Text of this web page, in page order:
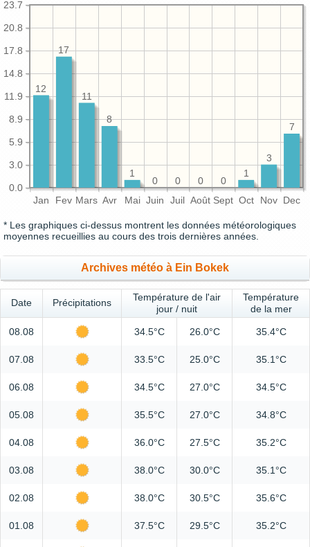
Jan Fev Mars Avr Mai Juin Juil Août Sept Oct Nov Dec
0.0
3.0
5.9
8.9
11.9
14.8
17.8
20.8
23.7
7
3
1
0
0
0
0
1
8
11
17
12
* Les graphiques ci-dessus montrent les données météorologiques
moyennes recueillies au cours des trois dernières années.
Archives météo à Ein Bokek
Date Précipitations
Température de l'air
jour / nuit
Température
de la mer
08.08 34.5°C 26.0°C 35.4°C
07.08 33.5°C 25.0°C 35.1°C
06.08 34.5°C 27.0°C 34.5°C
05.08 35.5°C 27.0°C 34.8°C
04.08 36.0°C 27.5°C 35.2°C
03.08 38.0°C 30.0°C 35.1°C
02.08 38.0°C 30.5°C 35.6°C
01.08 37.5°C 29.5°C 35.2°C